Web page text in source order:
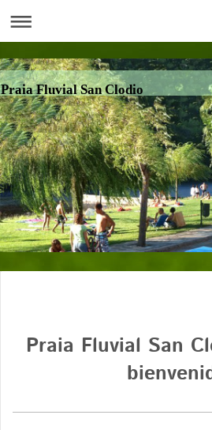
Praia Fluvial San Clodio
Praia Fluvial San